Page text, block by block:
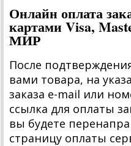
Онлайн оплата
картами Visa,
МИР
После
вами товара, на
заказа e-mail или
ссылка для оплаты
вы будете
страницу оплаты